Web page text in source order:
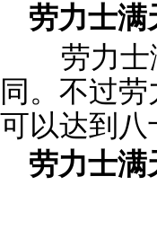
劳力士满
劳力士
同。不过
可以达到八
劳力士满